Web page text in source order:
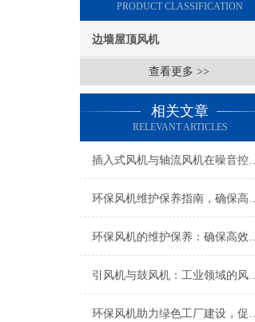
PRODUCT CLASSIFICATION
边墙屋顶风机
查看更多 >>
相关文章
RELEVANT ARTICLES
插入式风机与轴流
环保风机维护保
环保风机的维护
引风机与鼓风机
环保风机助力绿